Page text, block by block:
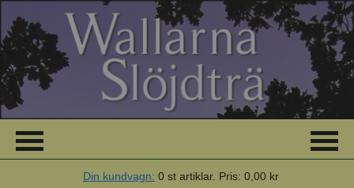
Din kundvagn: 0 st artiklar. Pris: 0,00 kr